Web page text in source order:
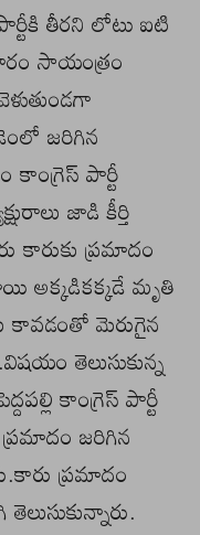
తీరని లోటు ఐటి
సాయంత్రం
జరిగిన
పార్టీ
జాడి కీర్తి
కారుకు ప్రమాదం
అక్కడికక్కడే మృతి
కావడంతో మెరుగైన
తెలుసుకున్న
కాంగ్రెస్ పార్టీ
ప్రమాదం జరిగిన
ప్రమాదం